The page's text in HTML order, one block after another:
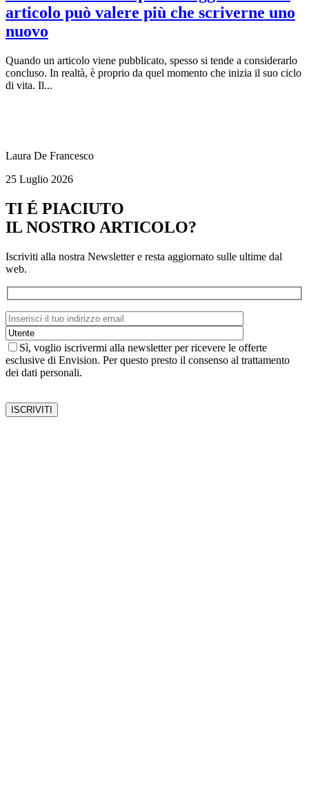
articolo può valere più che scriverne uno
nuovo
Quando un articolo viene pubblicato, spesso si tende a considerarlo
concluso. In realtà, è proprio da quel momento che inizia il suo ciclo
di vita. Il...
Laura De Francesco
25 Luglio 2026
TI É PIACIUTO
IL NOSTRO ARTICOLO?
Iscriviti alla nostra Newsletter e resta aggiornato sulle ultime dal
web.
Sì, voglio iscrivermi alla newsletter per ricevere le offerte
esclusive di Envision. Per questo presto il consenso al trattamento
dei dati personali.